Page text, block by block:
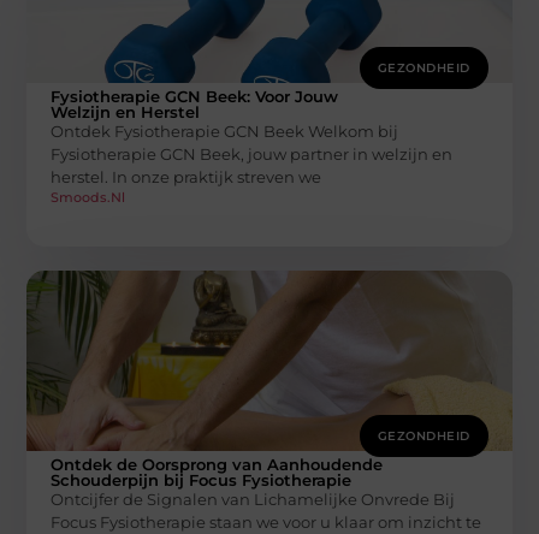
GEZONDHEID
Fysiotherapie GCN Beek: Voor Jouw
Welzijn en Herstel
Ontdek Fysiotherapie GCN Beek Welkom bij
Fysiotherapie GCN Beek, jouw partner in welzijn en
herstel. In onze praktijk streven we
Smoods.nl
GEZONDHEID
Ontdek de Oorsprong van Aanhoudende
Schouderpijn bij Focus Fysiotherapie
Ontcijfer de Signalen van Lichamelijke Onvrede Bij
Focus Fysiotherapie staan we voor u klaar om inzicht te